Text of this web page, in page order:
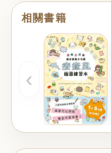
相關書籍
‹